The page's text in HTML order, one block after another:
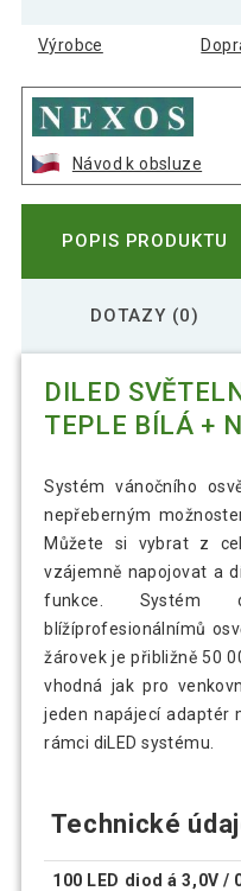
Výrobce
Návod k obsluze
POPIS PRODUKTU
DOTAZY (0)
DILED
TEPLE BÍLÁ +
Systém vánočního
nepřeberným
Můžete si vybrat z
vzájemně napojovat a
funkce. Systém
blížíprofesionálnímů
žárovek je přibližně 50
vhodná jak pro
jeden napájecí adaptér
rámci diLED systému.
Technické
100 LED diod á 3,0V /